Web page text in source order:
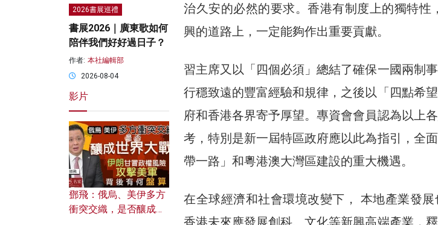
治久安的必然的要求。香港有制度上的獨特性
興的道路上，一定能夠作出重要貢獻。
習主席又以「四個必須」總結了確保一國兩制
行穩致遠的豐富經驗和規律，之後以「四點希
府和香港各界寄予厚望。專資會會員認為以上
考，特別是新一屆特區政府應以此為指引，全
帶一路」和粵港澳大灣區建設的重大機遇。
在全球經濟和社會環境改變下， 本地產業發展
香港未來應發展創科、文化等新興高端產業，
2026書展巡禮
書展2026｜廣東歌如何
陪伴我們好好過日子？
作者: 本社編輯部
2026-08-04
影片
鄧飛：俄烏、美伊多方
衝突交織，是否釀成世